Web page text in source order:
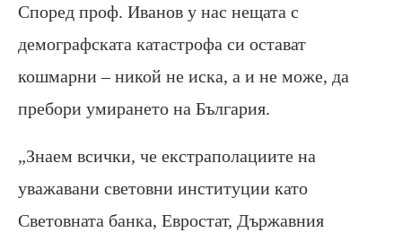
Според проф. Иванов у нас нещата с
демографската катастрофа си остават
кошмарни – никой не иска, а и не може, да
пребори умирането на България.
„Знаем всички, че екстраполациите на
уважавани световни институции като
Световната банка, Евростат, Държавния